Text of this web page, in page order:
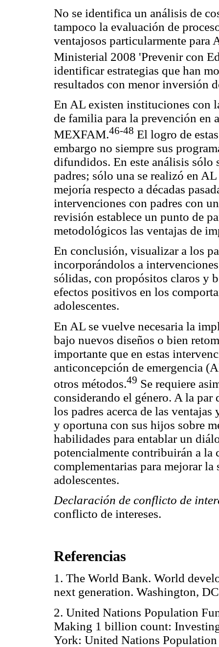
No se identifica un análisis de
tampoco la evaluación de
ventajosos particularmente para
Ministerial 2008 'Prevenir con
identificar estrategias que han
resultados con menor inversión
En AL existen instituciones con
de familia para la prevención en
MEXFAM.46-48 El logro de
embargo no siempre sus
difundidos. En este análisis
padres; sólo una se realizó en
mejoría respecto a décadas
intervenciones con padres con
revisión establece un punto de
metodológicos las ventajas de
En conclusión, visualizar a los
incorporándolos a
sólidas, con propósitos claros y
efectos positivos en los
adolescentes.
En AL se vuelve necesaria la
bajo nuevos diseños o bien
importante que en estas
anticoncepción de emergencia
otros métodos.49 Se requiere
considerando el género. A la
los padres acerca de las
y oportuna con sus hijos sobre
habilidades para entablar un
potencialmente contribuirán a la
complementarias para mejorar
adolescentes.
Declaración de conflicto de
conflicto de intereses.
Referencias
1. The World Bank. World
next generation.
2. United Nations Population
Making 1 billion count:
York: United Nations